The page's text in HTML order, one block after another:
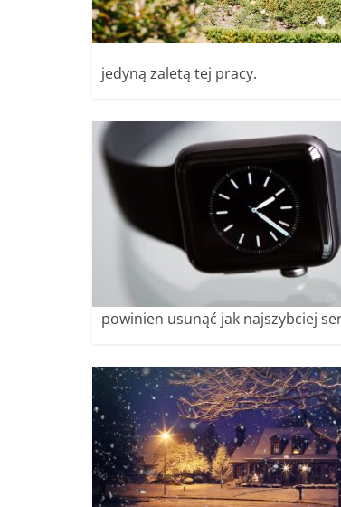
jedyną zaletą tej pracy.
powinien usunąć jak najszybciej